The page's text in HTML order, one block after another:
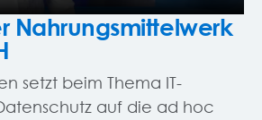
Nahrungsmittelwerk
setzt beim Thema IT-
auf die ad hoc